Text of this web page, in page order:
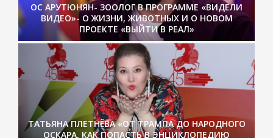
ОС АРУТЮНЯН- ЗООЛОГ В ПРОГРАММЕ «ВИДЕЛИ
ВИДЕО»- О ЖИЗНИ, ЖИВОТНЫХ И О НОВОМ
ПРОЕКТЕ «ВЫЙТИ В РЕАЛ»
ТАТЬЯНА ПЛЕТНЁВА «ОТ ТРАМПА ДО НАРОДНОГО
ОСКАРА, КАК ПОПАСТЬ В ЭНЦИКЛОПЕДИЮ